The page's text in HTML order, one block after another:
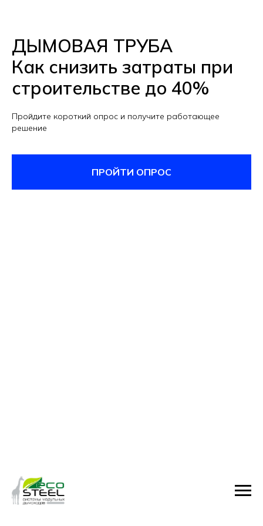
ДЫМОВАЯ ТРУБА
Как снизить затраты при
строительстве до 40%
Пройдите короткий опрос и получите работающее
решение
ПРОЙТИ ОПРОС